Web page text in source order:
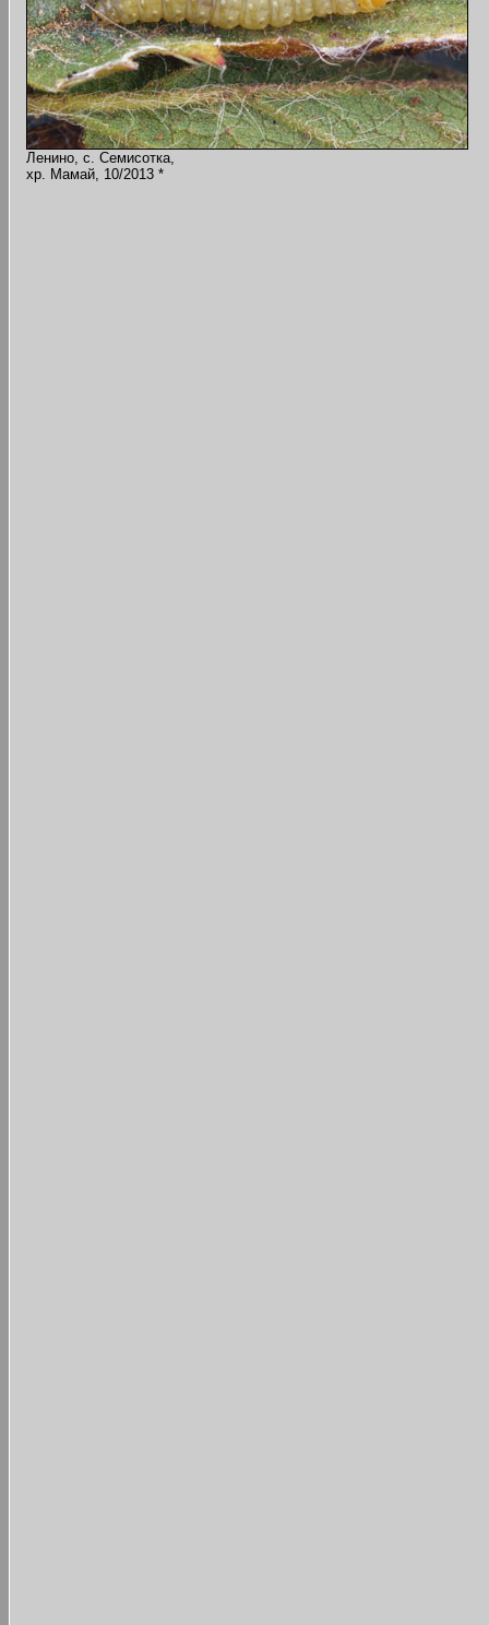
Ленино, с. Семисотка,
хр. Мамай, 10/2013 *